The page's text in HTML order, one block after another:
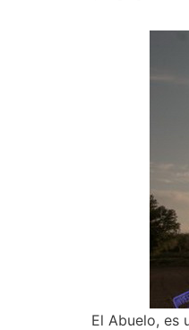
El Abuelo, es